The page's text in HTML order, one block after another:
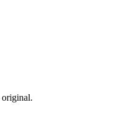
original.